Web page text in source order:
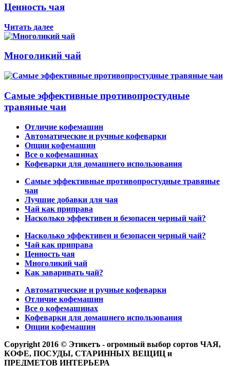
Ценность чая
Читать далее
Многоликий чай
Самые эффективные противопростудные
травяные чаи
Отличие кофемашин
Автоматические и ручные кофеварки
Опции кофемашин
Все о кофемашинах
Кофеварки для домашнего использования
Самые эффективные противопростудные травяные
чаи
Лучшие добавки для чая
Чай как приправа
Насколько эффективен и безопасен черный чай?
Насколько эффективен и безопасен черный чай?
Чай как приправа
Ценность чая
Многоликий чай
Как заваривать чай?
Автоматические и ручные кофеварки
Отличие кофемашин
Все о кофемашинах
Кофеварки для домашнего использования
Опции кофемашин
Copyright 2016 © Этикетъ - огромный выбор сортов ЧАЯ,
КОФЕ, ПОСУДЫ, СТАРИННЫХ ВЕЩИЦ и
ПРЕДМЕТОВ ИНТЕРЬЕРА